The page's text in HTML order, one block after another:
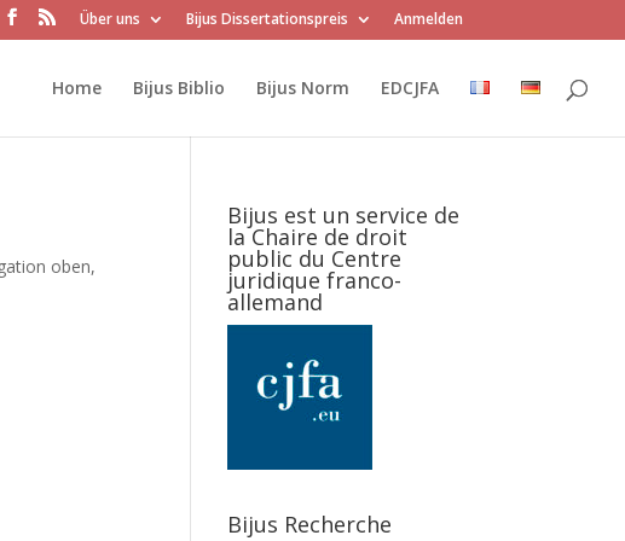
Über uns Bijus Dissertationspreis Anmelden
Home Bijus Biblio Bijus Norm EDCJFA
oben,
Bijus est un service de
la Chaire de droit
public du Centre
juridique franco-
allemand
Bijus Recherche